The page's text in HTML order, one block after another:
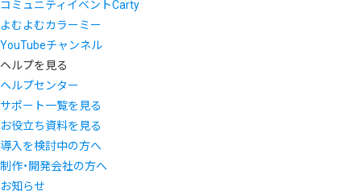
コミュニティイベントCarty
よむよむカラーミー
YouTubeチャンネル
ヘルプを見る
ヘルプセンター
サポート一覧を見る
お役立ち資料を見る
導入を検討中の方へ
制作・開発会社の方へ
お知らせ